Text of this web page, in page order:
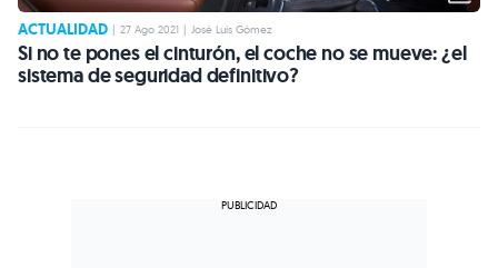
ACTUALIDAD | 27 Ago 2021 | José Luis Gómez
Si no te pones el cinturón, el coche no se mueve: ¿el
sistema de seguridad definitivo?